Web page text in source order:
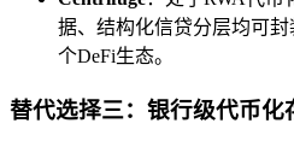
据、结构化信贷分层均可
个DeFi生态。
替代选择三：银行级代币化